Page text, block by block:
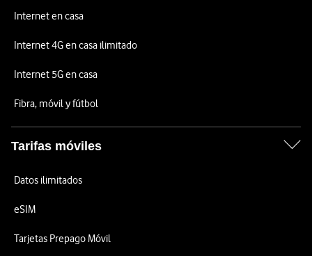
Internet en casa
Internet 4G en casa ilimitado
Internet 5G en casa
Fibra, móvil y fútbol
Tarifas móviles
Datos ilimitados
eSIM
Tarjetas Prepago Móvil